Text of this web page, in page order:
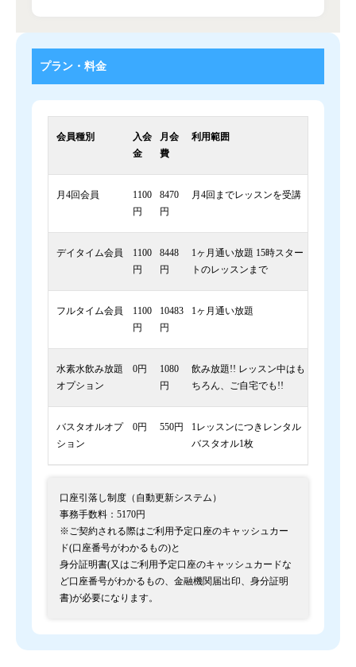
プラン・料金
会員種別
入会
金
月会
費
利用範囲
月4回会員
1100
円
8470
円
月4回までレッスンを受講
デイタイム会員
1100
円
8448
円
1ヶ月通い放題 15時スター
トのレッスンまで
フルタイム会員
1100
円
10483
円
1ヶ月通い放題
水素水飲み放題
オプション
0円
1080
円
飲み放題!! レッスン中はも
ちろん、ご自宅でも!!
バスタオルオプ
ション
0円 550円
1レッスンにつきレンタル
バスタオル1枚
口座引落し制度（自動更新システム）
事務手数料：5170円
※ご契約される際はご利用予定口座のキャッシュカー
ド(口座番号がわかるもの)と
身分証明書(又はご利用予定口座のキャッシュカードな
ど口座番号がわかるもの、金融機関届出印、身分証明
書)が必要になります。